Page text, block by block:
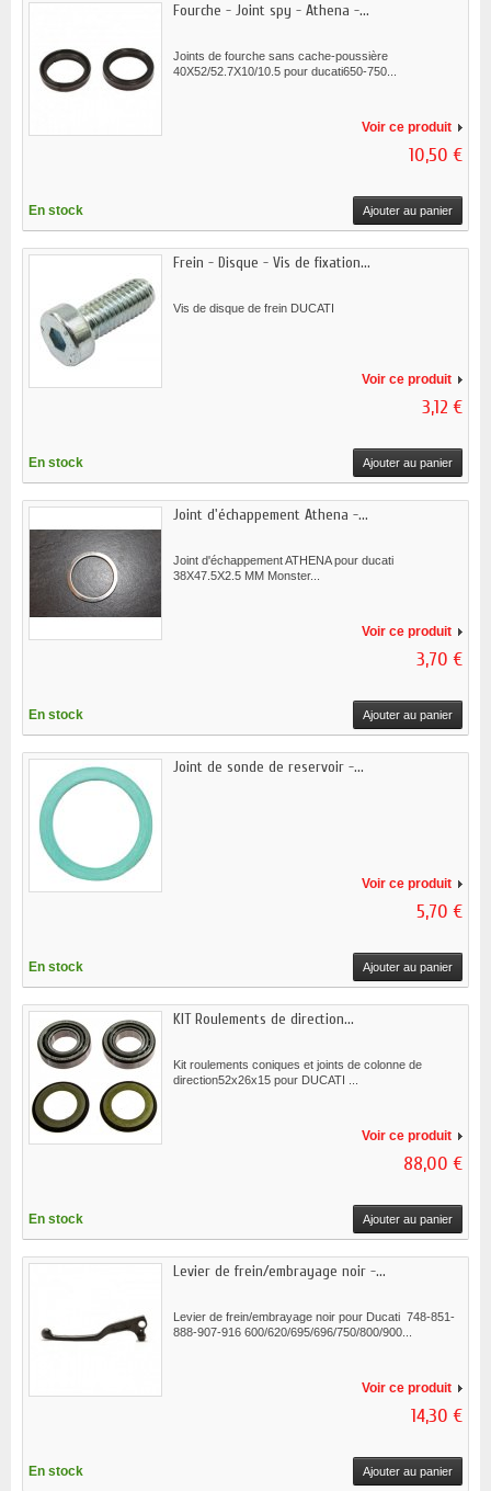
Fourche - Joint spy - Athena -...
Joints de fourche sans cache-poussière
40X52/52.7X10/10.5 pour ducati650-750...
Voir ce produit
10,50 €
En stock Ajouter au panier
Frein - Disque - Vis de fixation...
Vis de disque de frein DUCATI
Voir ce produit
3,12 €
En stock Ajouter au panier
Joint d'échappement Athena -...
Joint d'échappement ATHENA pour ducati
38X47.5X2.5 MM Monster...
Voir ce produit
3,70 €
En stock Ajouter au panier
Joint de sonde de reservoir -...
Voir ce produit
5,70 €
En stock Ajouter au panier
KIT Roulements de direction...
Kit roulements coniques et joints de colonne de
direction52x26x15 pour DUCATI ...
Voir ce produit
88,00 €
En stock Ajouter au panier
Levier de frein/embrayage noir -...
Levier de frein/embrayage noir pour Ducati 748-851-
888-907-916 600/620/695/696/750/800/900...
Voir ce produit
14,30 €
En stock Ajouter au panier